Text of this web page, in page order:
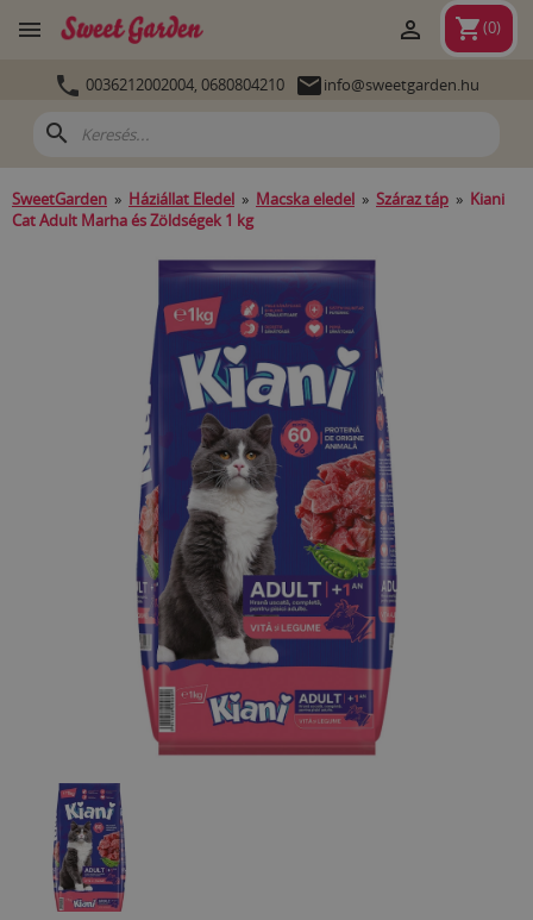
 shopping_cart(0)

 0036212002004, 0680804210 info@sweetgarden.hu
search
SweetGarden » Háziállat Eledel » Macska eledel » Száraz táp » Kiani
Cat Adult Marha és Zöldségek 1 kg